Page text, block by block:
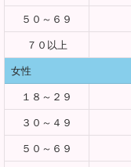
５０～６９
７０以上
女性
１８～２９
３０～４９
５０～６９